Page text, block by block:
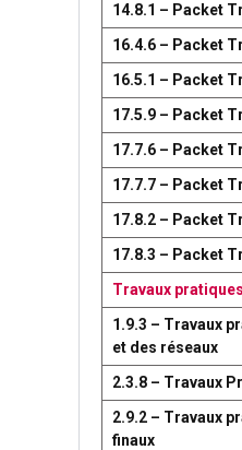
14.8.1 – Packet
16.4.6 – Packet
16.5.1 – Packet
17.5.9 – Packet
17.7.6 – Packet
17.7.7 – Packet
17.8.2 – Packet
17.8.3 – Packet
Travaux
1.9.3 – Travaux
et des réseaux
2.3.8 – Travaux
2.9.2 – Travaux
finaux